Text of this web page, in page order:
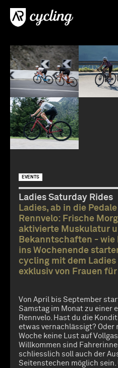
EVENTS
Ladies Saturday Rides
Ladies, ab in die
Rennvelo: Frische
aktivierte Muskulatur
Bekanntschaften - wie
ins Wochenende
cycling mit dem Ladies
exklusiv von Frauen
Von April bis September
Samstag im Monat zu einer
Rennvelo. Hast du die
etwas vernachlässigt? Oder
Woche keine Lust auf
Willkommen sind
schliesslich soll auch der
Seitenstechen möglich